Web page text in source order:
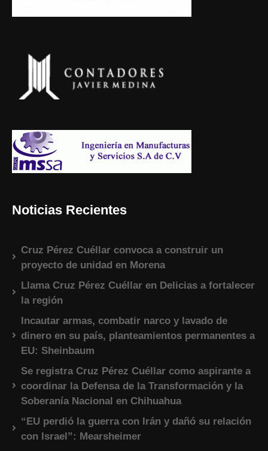
Noticias Recientes
Cruz Pérez Cuéllar convoca a construir un
proyecto de unidad en Morena
Llama Cruz Pérez Cuéllar en Delicias a fortalecer
la región
Incautar armas, combatir narco y lavado de
dinero en su país, planteamientos permanentes a
EU: Sheinbaum
Se registra Cruz Pérez Cuéllar como aspirante a
coordinar la Defensa de la Transformación y la
Soberanía Nacional en Chihuahua
“EU perdió la guerra con Irán y dañó su relación
con Israel”: Mearsheimer